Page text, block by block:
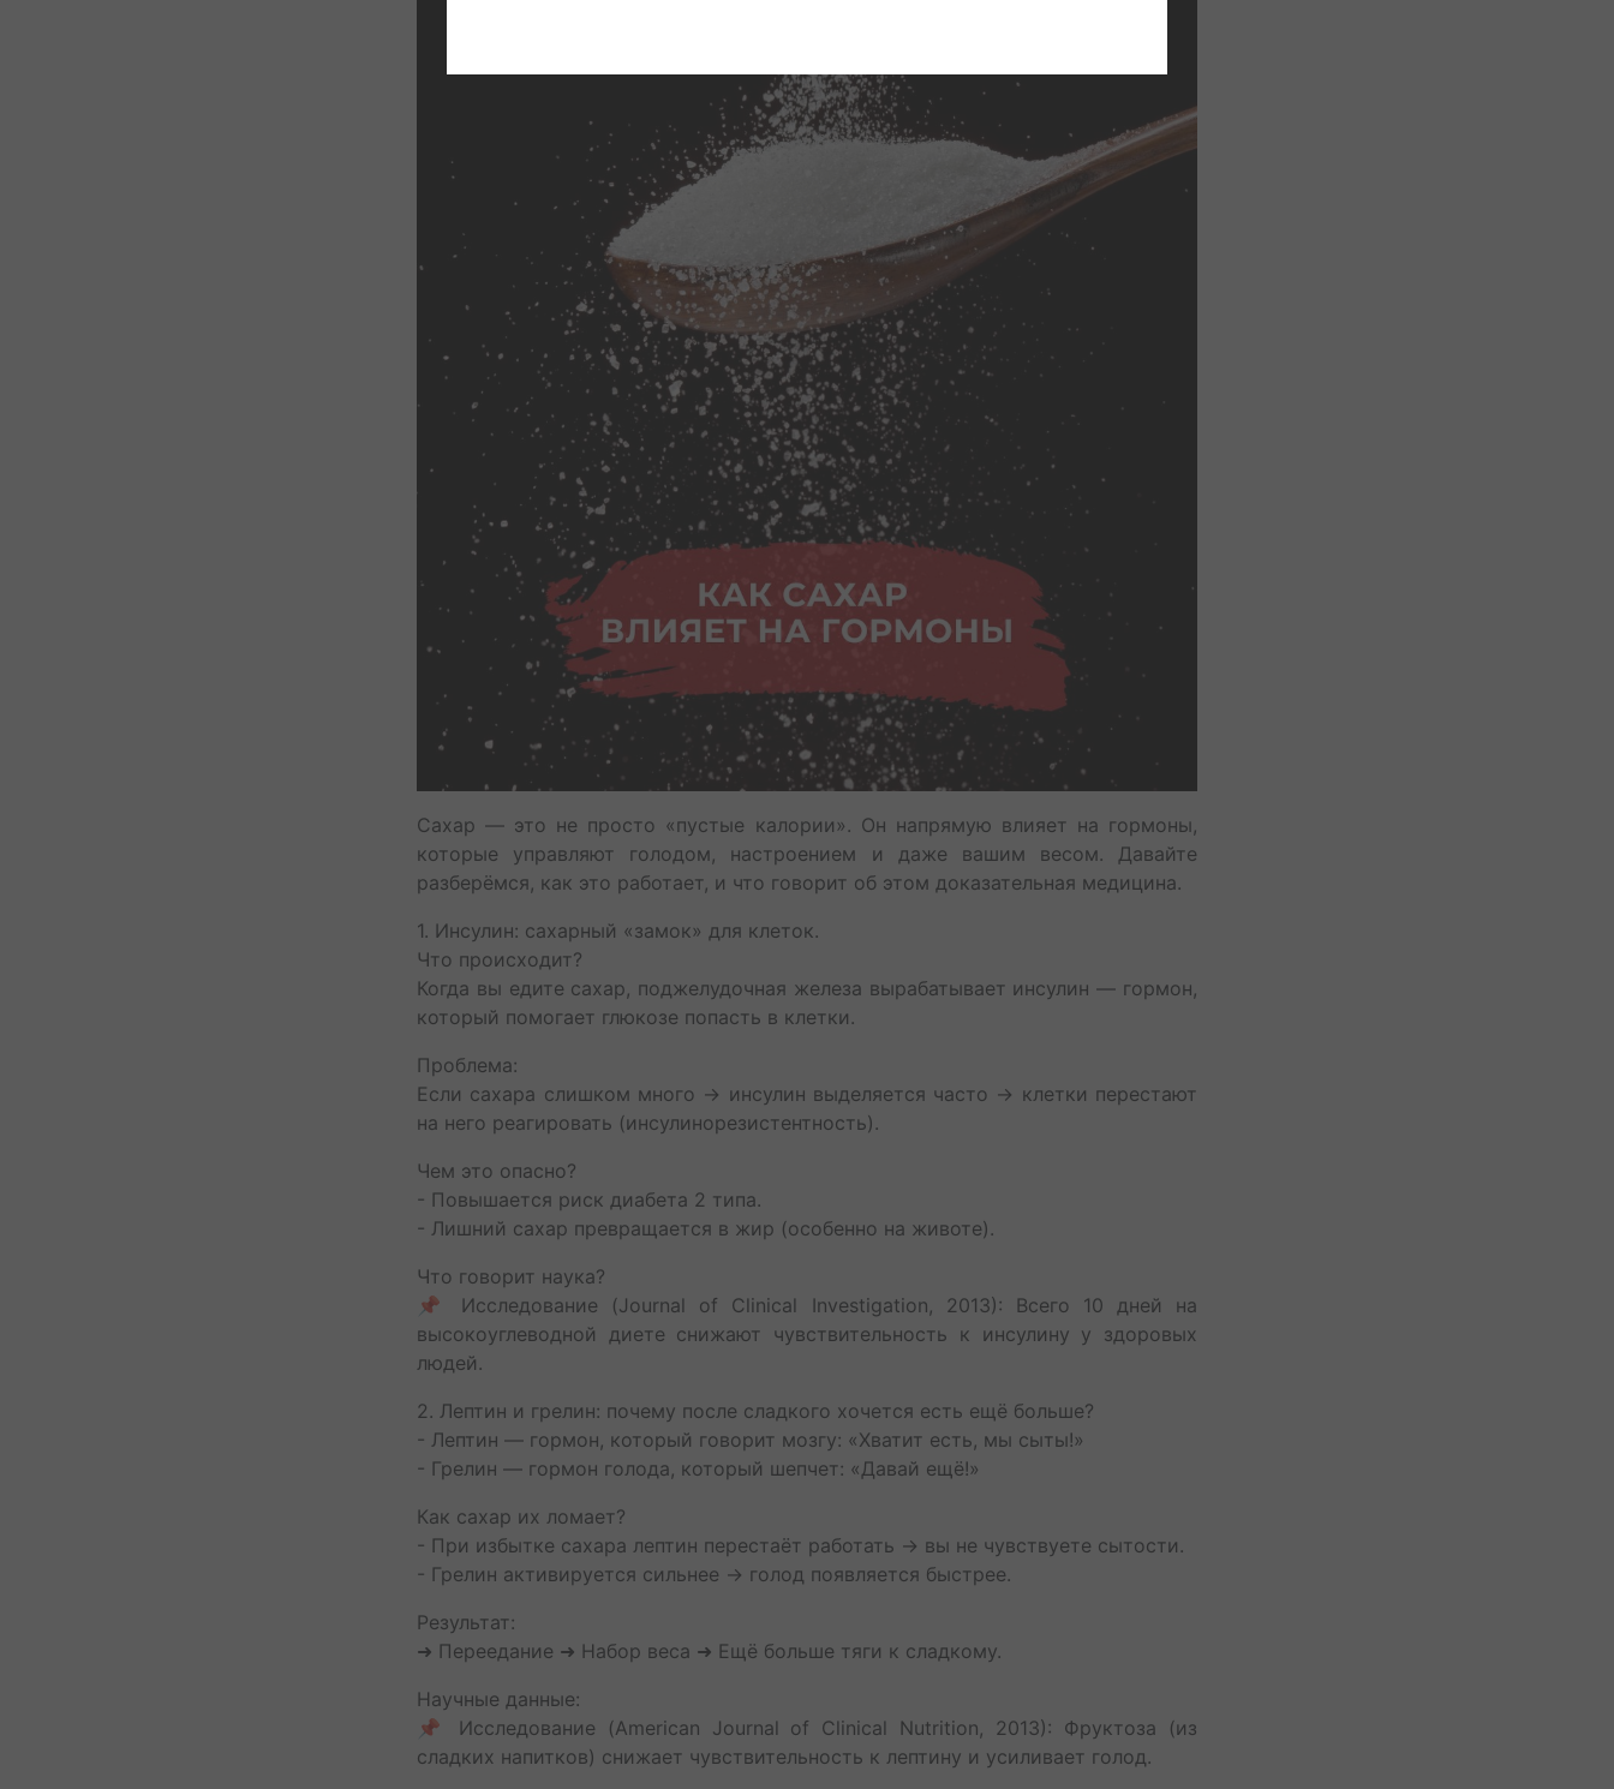
Сахар — это не просто «пустые калории». Он напрямую влияет на гормоны,
которые управляют голодом, настроением и даже вашим весом. Давайте
разберёмся, как это работает, и что говорит об этом доказательная медицина.
1. Инсулин: сахарный «замок» для клеток.
Что происходит?
Когда вы едите сахар, поджелудочная железа вырабатывает инсулин — гормон,
который помогает глюкозе попасть в клетки.
Проблема:
Если сахара слишком много → инсулин выделяется часто → клетки перестают
на него реагировать (инсулинорезистентность).
Чем это опасно?
- Повышается риск диабета 2 типа.
- Лишний сахар превращается в жир (особенно на животе).
Что говорит наука?
📌 Исследование (Journal of Clinical Investigation, 2013): Всего 10 дней на
высокоуглеводной диете снижают чувствительность к инсулину у здоровых
людей.
2. Лептин и грелин: почему после сладкого хочется есть ещё больше?
- Лептин — гормон, который говорит мозгу: «Хватит есть, мы сыты!»
- Грелин — гормон голода, который шепчет: «Давай ещё!»
Как сахар их ломает?
- При избытке сахара лептин перестаёт работать → вы не чувствуете сытости.
- Грелин активируется сильнее → голод появляется быстрее.
Результат:
➜ Переедание ➜ Набор веса ➜ Ещё больше тяги к сладкому.
Научные данные:
📌 Исследование (American Journal of Clinical Nutrition, 2013): Фруктоза (из
сладких напитков) снижает чувствительность к лептину и усиливает голод.